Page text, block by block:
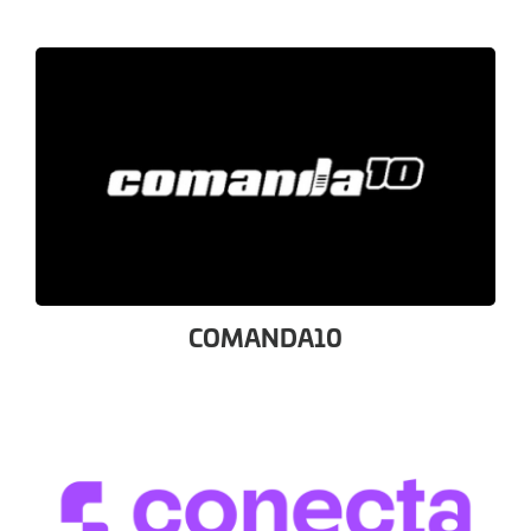
COMANDA10